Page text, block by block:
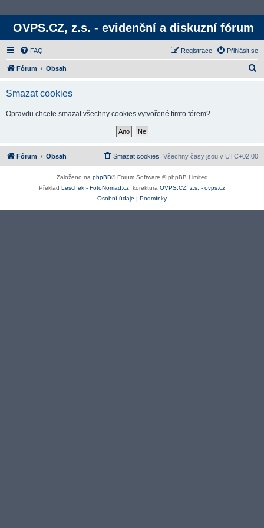
OVPS.CZ, z.s. - evidenční a diskuzní fórum
FAQ Přihlásit se
Registrace
Fórum Obsah
Smazat cookies
Opravdu chcete smazat všechny cookies vytvořené tímto fórem?
Fórum Obsah Všechny časy jsou v UTC+02:00
Smazat cookies
Založeno na phpBB® Forum Software © phpBB Limited
Překlad Leschek - FotoNomad.cz , korektura OVPS.CZ, z.s. - ovps.cz
Osobní údaje | Podmínky